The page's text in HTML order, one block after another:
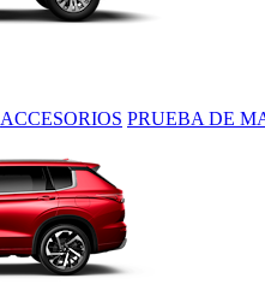
ACCESORIOS PRUEBA DE